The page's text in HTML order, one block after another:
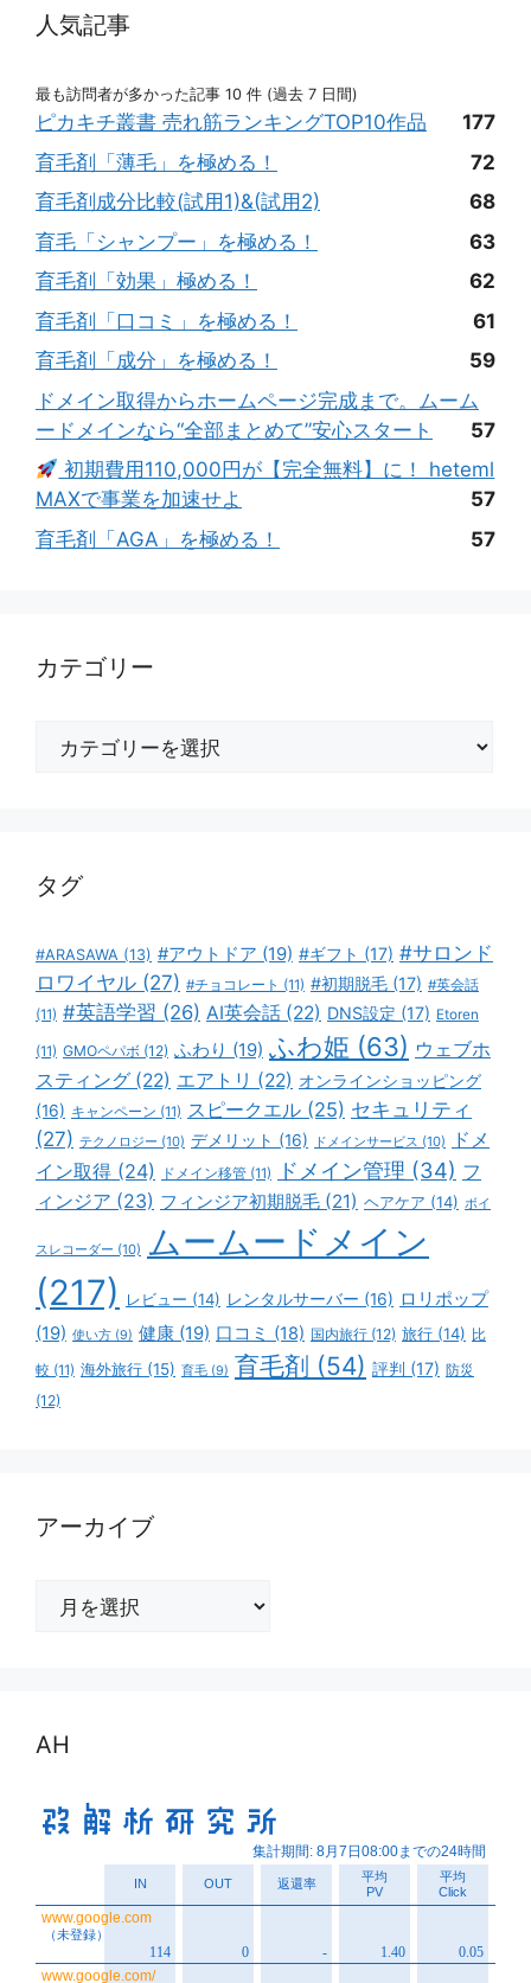
人気記事
最も訪問者が多かった記事 10 件 (過去 7 日間)
ピカキチ叢書 売れ筋ランキングTOP10作品
177
育毛剤「薄毛」を極める！
72
育毛剤成分比較(試用1)&(試用2)
68
育毛「シャンプー」を極める！
63
育毛剤「効果」極める！
62
育毛剤「口コミ」を極める！
61
育毛剤「成分」を極める！
59
ドメイン取得からホームページ完成まで。ムーム
ードメインなら“全部まとめて”安心スタート
57
初期費用110,000円が【完全無料】に！ heteml
MAXで事業を加速せよ
57
育毛剤「AGA」を極める！
57
カテゴリー
タグ
#ARASAWA (13) #アウトドア (19) #ギフト (17) #サロンド
ロワイヤル (27) #チョコレート (11) #初期脱毛 (17) #英会話
(11) #英語学習 (26) AI英会話 (22) DNS設定 (17) Etoren
(11) GMOペパボ (12) ふわり (19) ふわ姫 (63) ウェブホ
スティング (22) エアトリ (22) オンラインショッピング
(16) キャンペーン (11) スピークエル (25) セキュリティ
(27) テクノロジー (10) デメリット (16) ドメインサービス (10)
ドメ
イン取得 (24) ドメイン移管 (11) ドメイン管理 (34) フ
ィンジア (23) フィンジア初期脱毛 (21) ヘアケア (14) ボイ
スレコーダー (10) ムームードメイン
(217)
レビュー (14) レンタルサーバー (16) ロリポップ
(19) 使い方 (9) 健康 (19) 口コミ (18) 国内旅行 (12) 旅行 (14) 比
較 (11) 海外旅行 (15) 育毛 (9) 育毛剤 (54) 評判 (17) 防災
(12)
アーカイブ
AH